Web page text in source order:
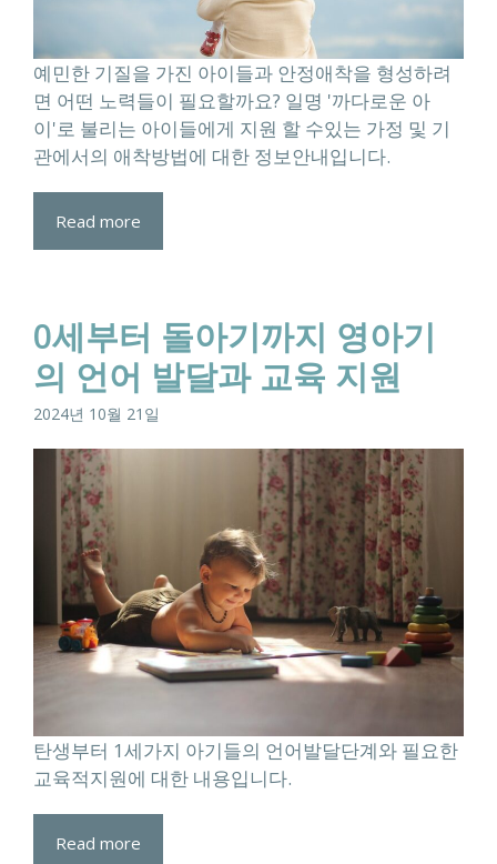
예민한 기질을 가진 아이들과 안정애착을 형성하려
면 어떤 노력들이 필요할까요? 일명 '까다로운 아
이'로 불리는 아이들에게 지원 할 수있는 가정 및 기
관에서의 애착방법에 대한 정보안내입니다.
Read more
0세부터 돌아기까지 영아기
의 언어 발달과 교육 지원
2024년 10월 21일
탄생부터 1세가지 아기들의 언어발달단계와 필요한
교육적지원에 대한 내용입니다.
Read more